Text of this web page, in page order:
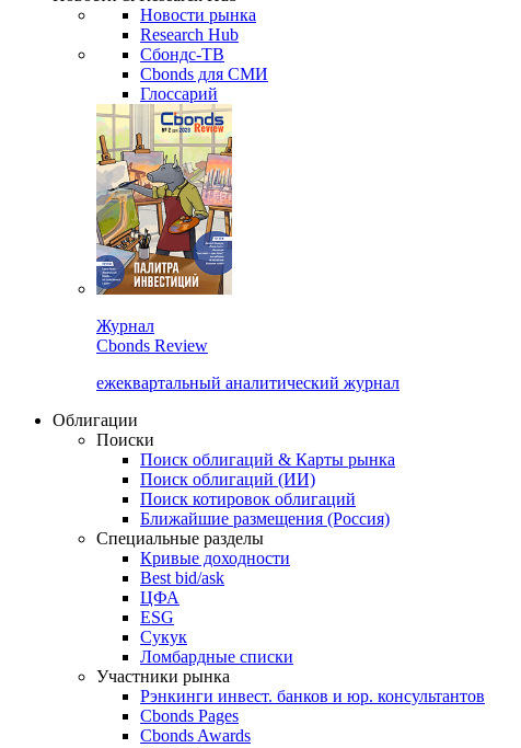
Новости рынка
Research Hub
Сбондс-ТВ
Cbonds для СМИ
Глоссарий
Журнал
Cbonds Review
ежеквартальный аналитический журнал
Облигации
Поиски
Поиск облигаций & Карты рынка
Поиск облигаций (ИИ)
Поиск котировок облигаций
Ближайшие размещения (Россия)
Специальные разделы
Кривые доходности
Best bid/ask
ЦФА
ESG
Сукук
Ломбардные списки
Участники рынка
Рэнкинги инвест. банков и юр. консультантов
Cbonds Pages
Cbonds Awards